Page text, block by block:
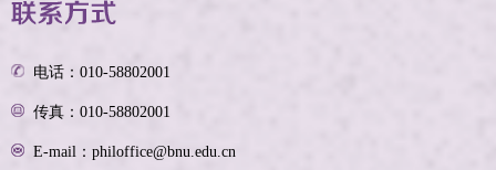
电话：010-58802001
传真：010-58802001
E-mail：philoffice@bnu.edu.cn